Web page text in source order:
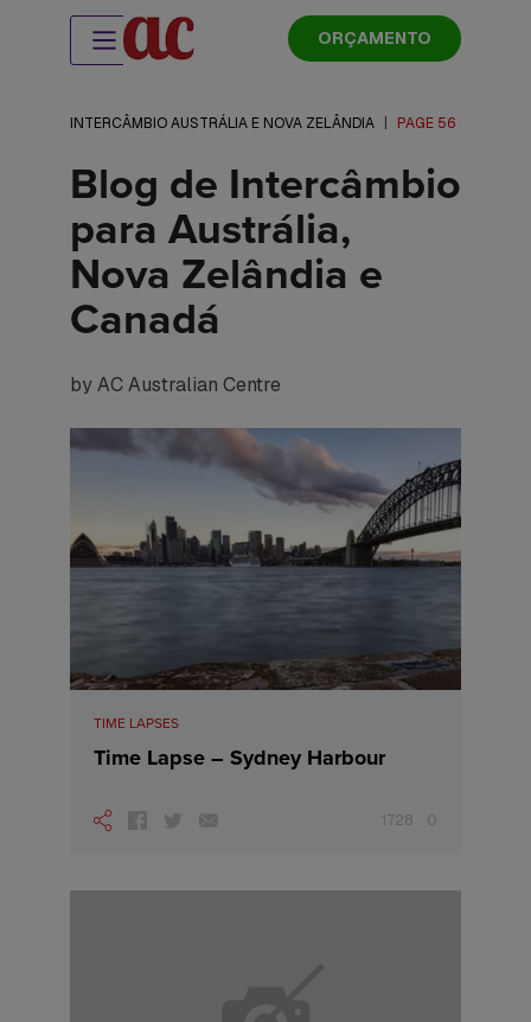
ORÇAMENTO
INTERCÂMBIO AUSTRÁLIA E NOVA ZELÂNDIA PAGE 56
Blog de Intercâmbio
para Austrália,
Nova Zelândia e
Canadá
by AC Australian Centre
Blog
Intercâmbio
para
Austrália,
Nova
Zelândia
Canadá
TIME LAPSES
Time Lapse – Sydney Harbour
1728 0